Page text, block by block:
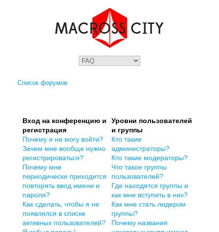
Список форумов
Вход на конференцию и
регистрация
Почему я не могу войти?
Зачем мне вообще нужно
регистрироваться?
Почему мне
периодически приходится
повторять ввод имени и
пароля?
Как сделать, чтобы я не
появлялся в списке
активных пользователей?
Уровни пользователей
и группы
Кто такие
администраторы?
Кто такие модераторы?
Что такое группы
пользователей?
Где находятся группы и
как мне вступить в них?
Как мне стать лидером
группы?
Почему названия